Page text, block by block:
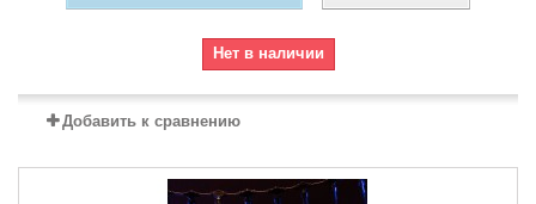
Нет в наличии
Добавить к сравнению